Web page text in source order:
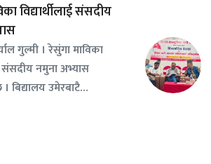
विद्यार्थीलाई संसदीय
गुल्मी । रेसुंगा माविका
संसदीय नमुना अभ्यास
बिद्यालय उमेरबाटै…